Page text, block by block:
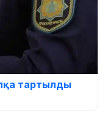
тартылды